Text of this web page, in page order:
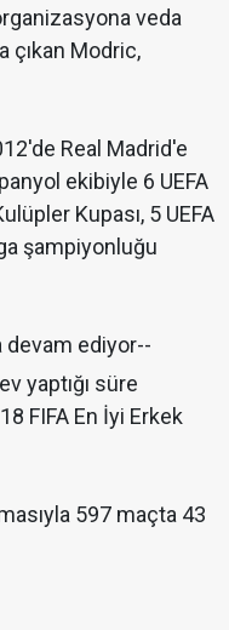
veda
çıkan Modric,
Real Madrid'e
ekibiyle 6 UEFA
Kupası, 5 UEFA
şampiyonluğu
devam ediyor--
yaptığı süre
FIFA En İyi Erkek
597 maçta 43